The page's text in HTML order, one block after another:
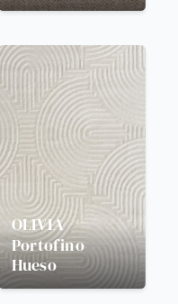
OLIVIA
Portofino
Hueso